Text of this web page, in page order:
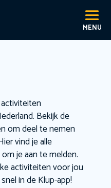
Bekijk de
om deel te nemen
vind je alle
je aan te melden.
activiteiten voor jou
in de Klup-app!